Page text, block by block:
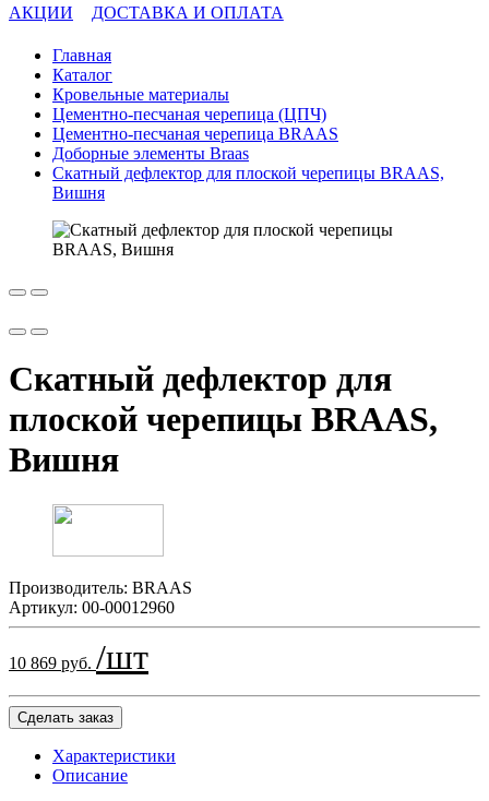
АКЦИИ ДОСТАВКА И ОПЛАТА
Главная
Каталог
Кровельные материалы
Цементно-песчаная черепица (ЦПЧ)
Цементно-песчаная черепица BRAAS
Доборные элементы Braas
Скатный дефлектор для плоской черепицы BRAAS,
Вишня
Скатный дефлектор для
плоской черепицы BRAAS,
Вишня
Производитель: BRAAS
Артикул: 00-00012960
10 869 руб. /шт
Сделать заказ
Характеристики
Описание